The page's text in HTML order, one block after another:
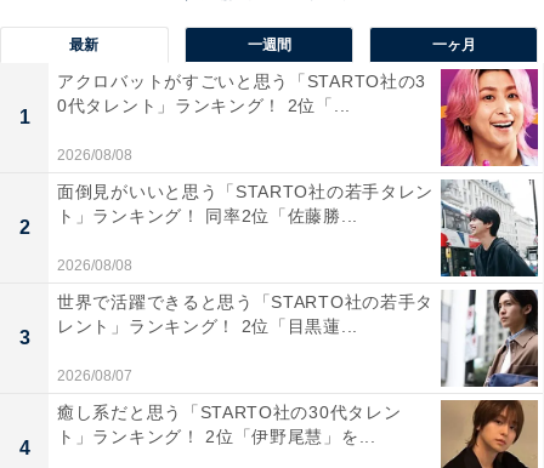
な大学」として支持を集めました。研究機関としての評
価の高さや、国内外で活躍する研究者・技術者を輩出す
るポテンシャルの高さも、天才のイメージを後押しして
いるようです。
回答者からは「九州で１番賢いから」（30代女性／東京
都）、「旧帝大なので偏差値も高く賢い人が多いから」
（30代男性／広島県）、「九州大学は研究環境や設備が
充実していて、多様な分野で最先端の学びが出来るかと
思います。全国から優秀な学生が集まり、天才を輩出し
そうだと感じます」（30代女性／福岡県）などのコメン
トが寄せられていました。
最新 一週間 一ヶ月
1
アクロバットがすごいと思う「STARTO社の3
0代タレント」ランキング！ 2位「...
2026/08/08
2
面倒見がいいと思う「STARTO社の若手タレン
ト」ランキング！ 同率2位「佐藤勝...
2026/08/08
3
世界で活躍できると思う「STARTO社の若手タ
レント」ランキング！ 2位「目黒蓮...
2026/08/07
4
癒し系だと思う「STARTO社の30代タレン
ト」ランキング！ 2位「伊野尾慧」を...